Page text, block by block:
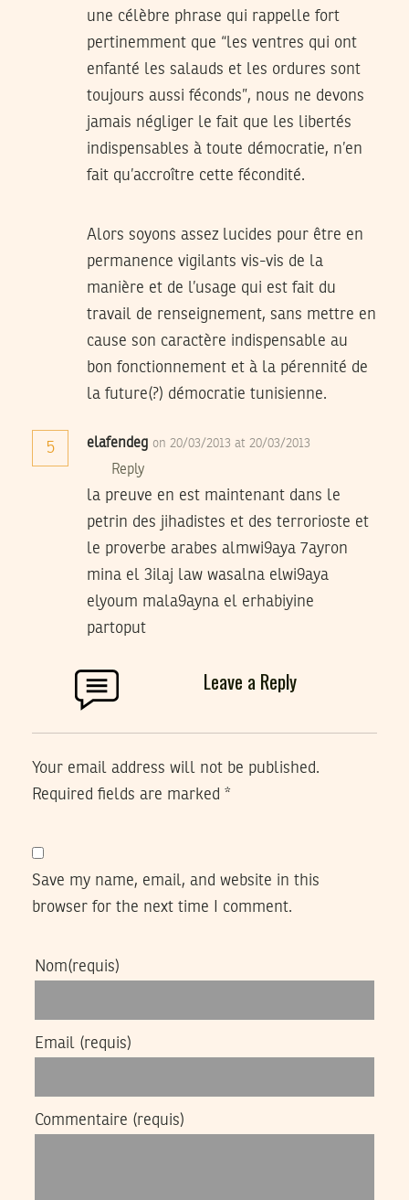
une célèbre phrase qui rappelle fort
pertinemment que “les ventres qui ont
enfanté les salauds et les ordures sont
toujours aussi féconds”, nous ne devons
jamais négliger le fait que les libertés
indispensables à toute démocratie, n’en
fait qu’accroître cette fécondité.
Alors soyons assez lucides pour être en
permanence vigilants vis-vis de la
manière et de l’usage qui est fait du
travail de renseignement, sans mettre en
cause son caractère indispensable au
bon fonctionnement et à la pérennité de
la future(?) démocratie tunisienne.
5 elafendeg on 20/03/2013 at 20/03/2013
Reply
la preuve en est maintenant dans le
petrin des jihadistes et des terrorioste et
le proverbe arabes almwi9aya 7ayron
mina el 3ilaj law wasalna elwi9aya
elyoum mala9ayna el erhabiyine
partoput
Leave a Reply
Your email address will not be published.
Required fields are marked *
Save my name, email, and website in this
browser for the next time I comment.
Nom(requis)
Email (requis)
Commentaire (requis)